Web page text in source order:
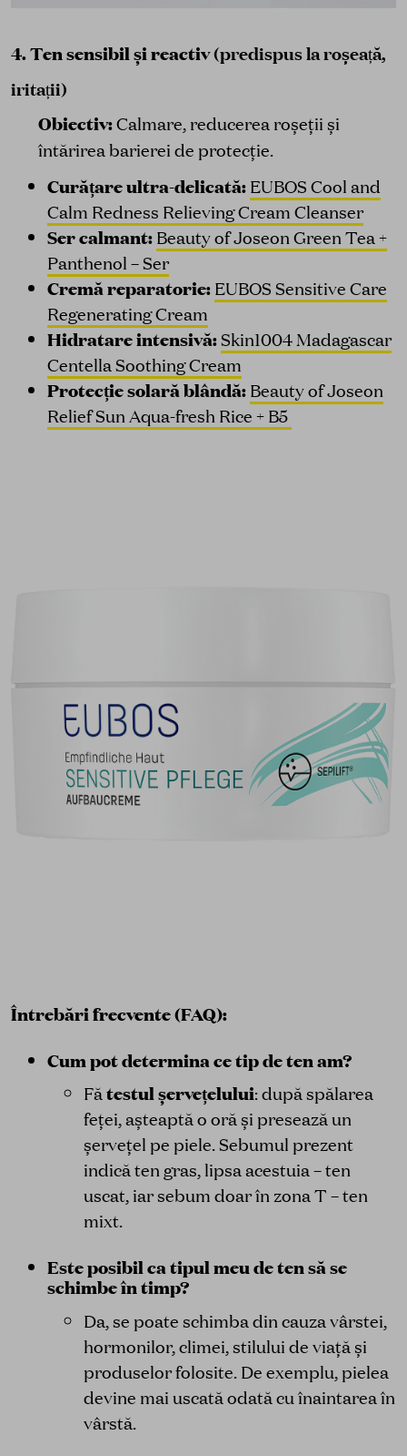
4. Ten sensibil și reactiv(predispus la roșeață,
iritații)
Obiectiv:Calmare, reducerea roșeții și
întărirea barierei de protecție.
Curățare ultra-delicată: EUBOS Cool and
Calm Redness Relieving Cream Cleanser
Ser calmant: Beauty of Joseon Green Tea +
Panthenol – Ser
Cremă reparatorie: EUBOS Sensitive Care
Regenerating Cream
Hidratare intensivă:Skin1004 Madagascar
Centella Soothing Cream
Protecție solară blândă: Beauty of Joseon
Relief Sun Aqua-fresh Rice + B5
Întrebări frecvente (FAQ):
Cum pot determina ce tip de ten am?
Fătestul șervețelului: după spălarea
feței, așteaptă o oră și presează un
șervețel pe piele. Sebumul prezent
indică ten gras, lipsa acestuia – ten
uscat, iar sebum doar în zona T – ten
mixt.
Este posibil ca tipul meu de ten să se
schimbe în timp?
Da, se poate schimba din cauza vârstei,
hormonilor, climei, stilului de viață și
produselor folosite. De exemplu, pielea
devine mai uscată odată cu înaintarea în
vârstă.